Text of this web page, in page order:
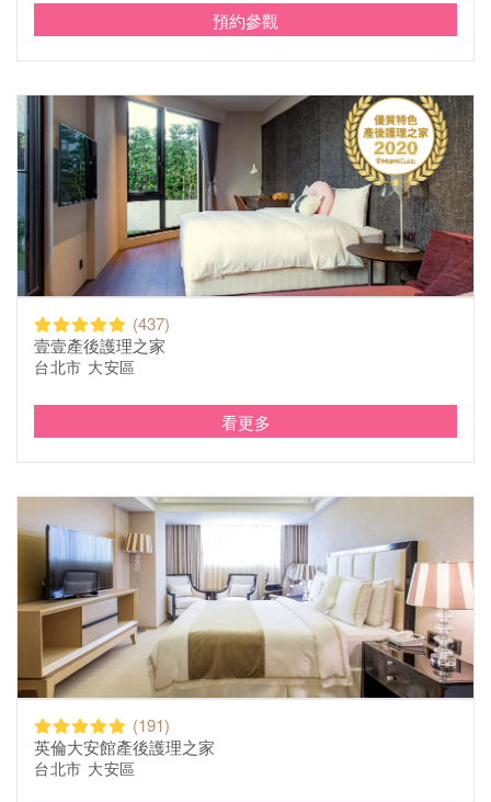
預約參觀
(437)
壹壹產後護理之家
台北市 大安區
看更多
(191)
英倫大安館產後護理之家
台北市 大安區